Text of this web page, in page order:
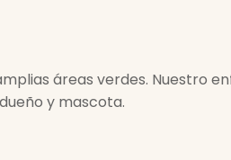
áreas verdes. Nuestro
y mascota.